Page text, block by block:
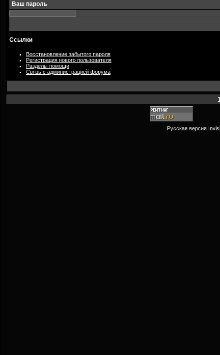
Ваш пароль
Ссылки
Восстановление забытого пароля
Регистрация нового пользователя
Разделы помощи
Связь с администрацией форума
Русская версия